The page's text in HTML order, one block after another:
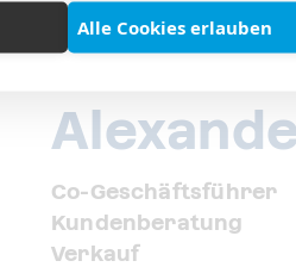
Alle Cookies erlauben
Co-Geschäftsführer
Kundenberatung
Verkauf